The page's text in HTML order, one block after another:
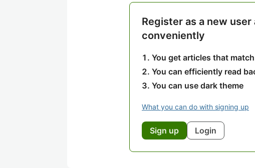
Register as a new
conveniently
You get articles that
You can efficiently read
You can use dark theme
What you can do with signing up
Sign up Login